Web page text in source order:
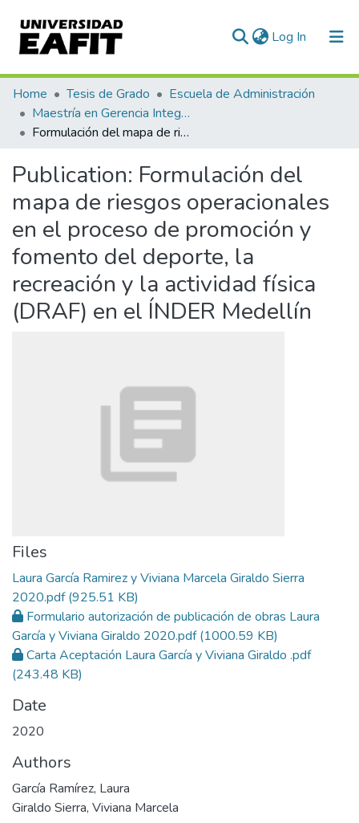
Log In (current)
Communities & Collections
All of DSpace
Home Tesis de Grado
Escuela de Administración
Maestría en Gerencia Integral por Procesos (tesis)
Formulación del mapa de riesgos operacionales en el proceso de promoción y fomento del deporte, la recreación y la actividad física (DRAF) en el ÍNDER Medellín
Publication: Formulación del
mapa de riesgos operacionales
en el proceso de promoción y
fomento del deporte, la
recreación y la actividad física
(DRAF) en el ÍNDER Medellín
Files
Laura García Ramirez y Viviana Marcela Giraldo Sierra
2020.pdf(925.51 KB)
Formulario autorización de publicación de obras Laura
García y Viviana Giraldo 2020.pdf(1000.59 KB)
Carta Aceptación Laura García y Viviana Giraldo .pdf
(243.48 KB)
Date
2020
Authors
García Ramírez, Laura
Giraldo Sierra, Viviana Marcela